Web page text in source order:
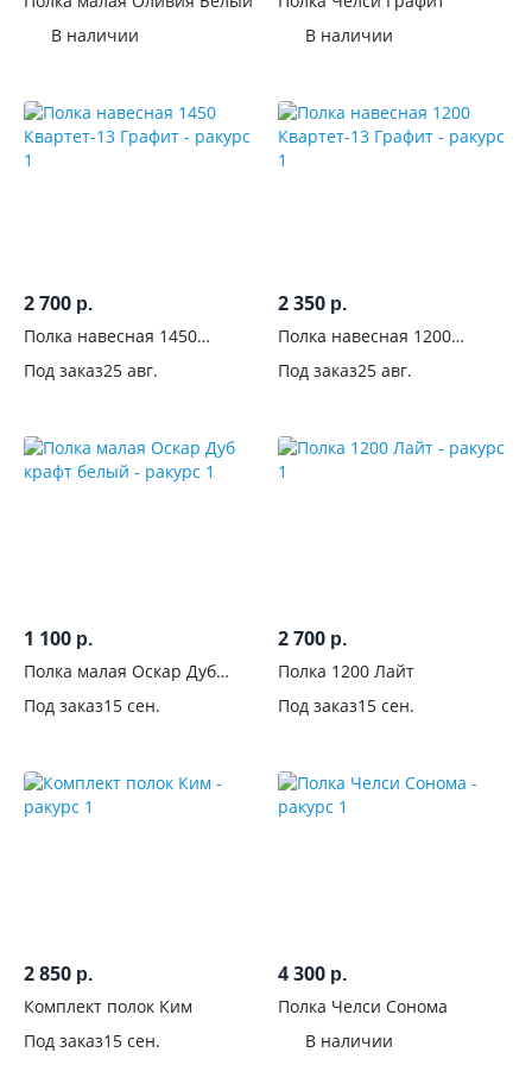
В наличии
В наличии
2 700 р.
Полка навесная 1450
Под заказ25 авг.
2 350 р.
Полка навесная 1200
Под заказ25 авг.
1 100 р.
Полка малая Оскар Дуб
Под заказ15 сен.
2 700 р.
Полка 1200 Лайт
Под заказ15 сен.
2 850 р.
Комплект полок Ким
Под заказ15 сен.
4 300 р.
Полка Челси Сонома
В наличии